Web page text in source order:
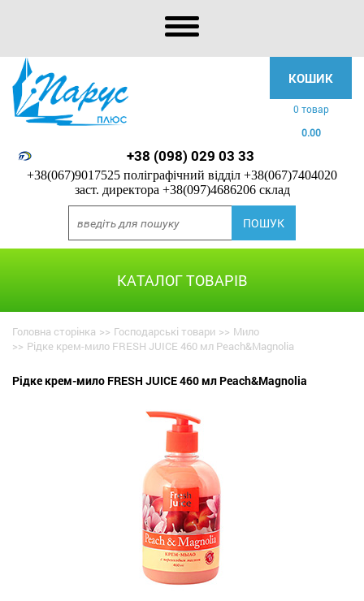
КОШИК
0 товар
0.00
+38 (098) 029 03 33
+38(067)9017525 поліграфічний відділ +38(067)7404020
заст. директора +38(097)4686206 склад
КАТАЛОГ ТОВАРІВ
Головна сторінка >> Господарські товари >> Мило
>> Рідке крем-мило FRESH JUICE 460 мл Peach&Magnolia
Рідке крем-мило FRESH JUICE 460 мл Peach&Magnolia